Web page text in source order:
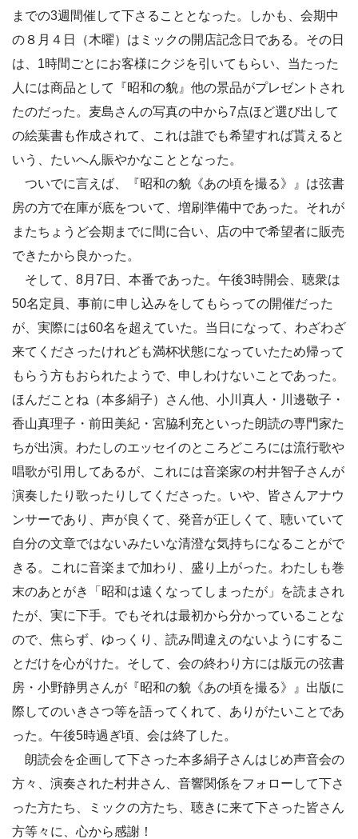
までの3週間催して下さることとなった。しかも、会期中
の８月４日（木曜）はミックの開店記念日である。その日
は、1時間ごとにお客様にクジを引いてもらい、当たった
人には商品として『昭和の貌』他の景品がプレゼントされ
たのだった。麦島さんの写真の中から7点ほど選び出して
の絵葉書も作成されて、これは誰でも希望すれば貰えると
いう、たいへん賑やかなこととなった。
ついでに言えば、『昭和の貌《あの頃を撮る》』は弦書
房の方で在庫が底をついて、増刷準備中であった。それが
またちょうど会期までに間に合い、店の中で希望者に販売
できたから良かった。
そして、8月7日、本番であった。午後3時開会、聴衆は
50名定員、事前に申し込みをしてもらっての開催だった
が、実際には60名を超えていた。当日になって、わざわざ
来てくださったけれども満杯状態になっていたため帰って
もらう方もおられたようで、申しわけないことであった。
ほんだことね（本多絹子）さん他、小川真人・川邊敬子・
香山真理子・前田美紀・宮脇利充といった朗読の専門家た
ちが出演。わたしのエッセイのところどころには流行歌や
唱歌が引用してあるが、これには音楽家の村井智子さんが
演奏したり歌ったりしてくださった。いや、皆さんアナウ
ンサーであり、声が良くて、発音が正しくて、聴いていて
自分の文章ではないみたいな清澄な気持ちになることがで
きる。これに音楽まで加わり、盛り上がった。わたしも巻
末のあとがき「昭和は遠くなってしまったが」を読まされ
たが、実に下手。でもそれは最初から分かっていることな
ので、焦らず、ゆっくり、読み間違えのないようにするこ
とだけを心がけた。そして、会の終わり方には版元の弦書
房・小野静男さんが『昭和の貌《あの頃を撮る》』出版に
際してのいきさつ等を語ってくれて、ありがたいことであ
った。午後5時過ぎ頃、会は終了した。
朗読会を企画して下さった本多絹子さんはじめ声音会の
方々、演奏された村井さん、音響関係をフォローして下さ
った方たち、ミックの方たち、聴きに来て下さった皆さん
方等々に、心から感謝！